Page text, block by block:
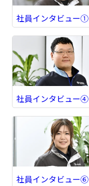
社員インタビュー①
社員インタビュー④
社員インタビュー⑥